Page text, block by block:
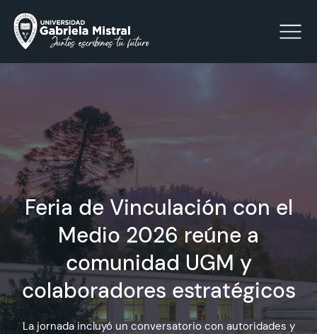
La Universidad
Facultades y Escuelas
Vinculación con el Medio
Investigación
Acreditación
Feria de Vinculación con el
Medio 2026 reúne a
comunidad UGM y
colaboradores estratégicos
La jornada incluyó un conversatorio con autoridades y